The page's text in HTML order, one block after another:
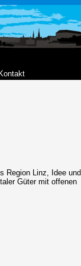
Kontakt
Region Linz, Idee und
Güter mit offenen